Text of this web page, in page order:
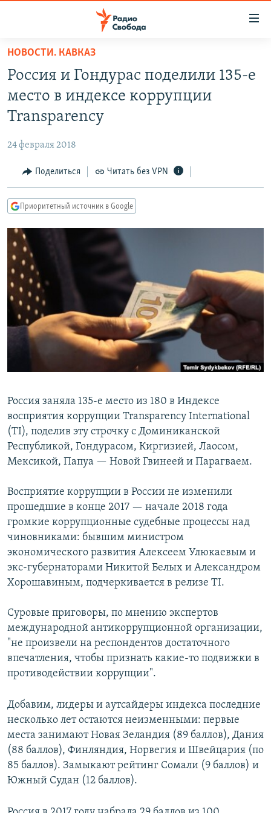
упрощенного
доступа
основному
Вернутся
Вернутся
поиску
АВТОРСКИЕ ПРОЕКТЫ
МНЕНИЯ
КУЛЬТУРА
КАВКАЗ.РЕАЛИИ
СЕВЕР.РЕАЛИИ
СИБИРЬ.РЕАЛИИ
РАСПИСАНИЕ ВЕЩАНИЯ
ПОДПИШИТЕСЬ НА РАССЫЛКУ
СОЦИАЛЬНЫЕ СЕТИ
Все сайты РСЕ/РС
НОВОСТИ. КАВКАЗ
Россия и Гондурас поделили 135-е
место в индексе коррупции
Transparency
24 февраля 2018
Поделиться Читать без VPN
Приоритетный источник в Google
Россия заняла 135-е место из 180 в Индексе
восприятия коррупции Transparency International
(TI), поделив эту строчку с Доминиканской
Республикой, Гондурасом, Киргизией, Лаосом,
Мексикой, Папуа — Новой Гвинеей и Парагваем.
Восприятие коррупции в России не изменили
прошедшие в конце 2017 — начале 2018 года
громкие коррупционные судебные процессы над
чиновниками: бывшим министром
экономического развития Алексеем Улюкаевым и
экс-губернаторами Никитой Белых и Александром
Хорошавиным, подчеркивается в релизе TI.
Суровые приговоры, по мнению экспертов
международной антикоррупционной организации,
"не произвели на респондентов достаточного
впечатления, чтобы признать какие-то подвижки в
противодействии коррупции".​
Добавим, лидеры и аутсайдеры индекса последние
несколько лет остаются неизменными: первые
места занимают Новая Зеландия (89 баллов), Дания
(88 баллов), Финляндия, Норвегия и Швейцария (по
85 баллов). Замыкают рейтинг Сомали (9 баллов) и
Южный Судан (12 баллов).